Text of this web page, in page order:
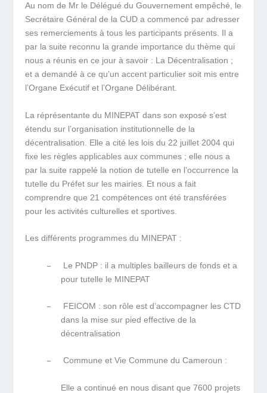
Au nom de Mr le Délégué du Gouvernement empêché, le
Secrétaire Général de la CUD a commencé par adresser
ses remerciements à tous les participants présents. Il a
par la suite reconnu la grande importance du thème qui
nous a réunis en ce jour à savoir : La Décentralisation ;
et a demandé à ce qu’un accent particulier soit mis entre
l’Organe Exécutif et l’Organe Délibérant.
La réprésentante du MINEPAT dans son exposé s’est
étendu sur l’organisation institutionnelle de la
décentralisation. Elle a cité les lois du 22 juillet 2004 qui
fixe les règles applicables aux communes ; elle nous a
par la suite rappelé la notion de tutelle en l’occurrence la
tutelle du Préfet sur les mairies. Et nous a fait
comprendre que 21 compétences ont été transférées
pour les activités culturelles et sportives.
Les différents programmes du MINEPAT :
–
Le PNDP : il a multiples bailleurs de fonds et a
pour tutelle le MINEPAT
–
FEICOM : son rôle est d’accompagner les CTD
dans la mise sur pied effective de la
décentralisation
– Commune et Vie Commune du Cameroun :
Elle a continué en nous disant que 7600 projets